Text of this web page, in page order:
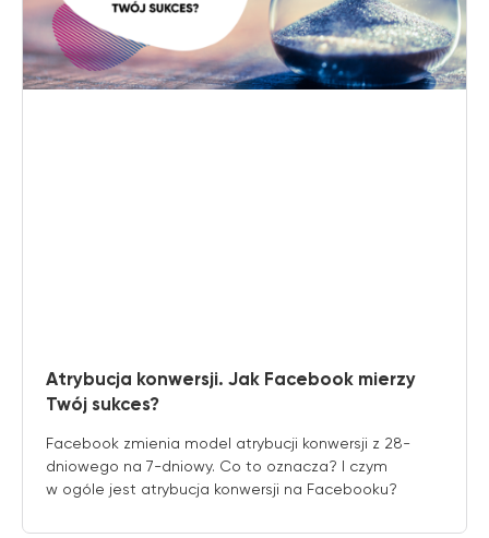
Atrybucja konwersji. Jak Facebook mierzy
Twój sukces?
Facebook zmienia model atrybucji konwersji z 28-
dniowego na 7-dniowy. Co to oznacza? I czym
w ogóle jest atrybucja konwersji na Facebooku?